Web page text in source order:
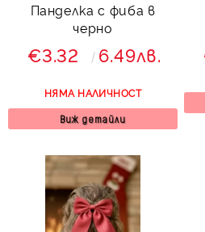
Панделка с фиба в
черно
€3.32 6.49лв.
НЯМА НАЛИЧНОСТ
Виж детайли